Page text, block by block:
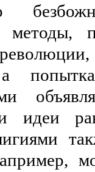
методы,
а
идеи